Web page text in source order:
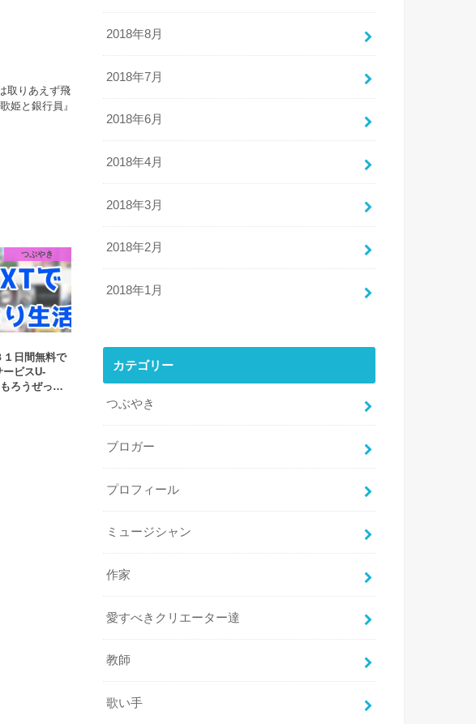
取りあえず飛
姫と銀行員』
つぶやき
１日間無料で
ービスU-
ろうぜっ…
2018年8月
2018年7月
2018年6月
2018年4月
2018年3月
2018年2月
2018年1月
カテゴリー
つぶやき
ブロガー
プロフィール
ミュージシャン
作家
愛すべきクリエーター達
教師
歌い手